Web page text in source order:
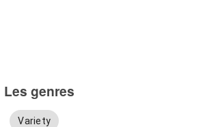
Les genres
Variety